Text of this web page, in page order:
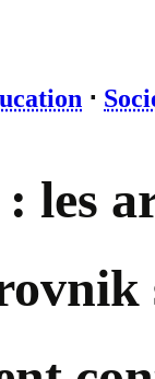
⋅
les